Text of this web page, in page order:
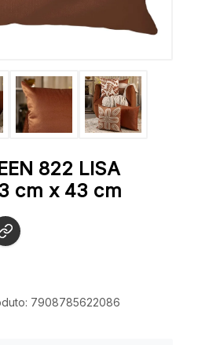
822 LISA
cm x 43 cm
7908785622086